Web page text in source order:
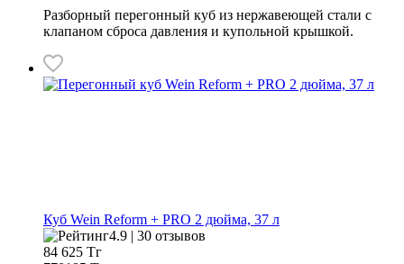
Разборный перегонный куб из нержавеющей стали с
клапаном сброса давления и купольной крышкой.
Куб Wein Reform + PRO 2 дюйма, 37 л
4.9 | 30 отзывов
84 625 Тг